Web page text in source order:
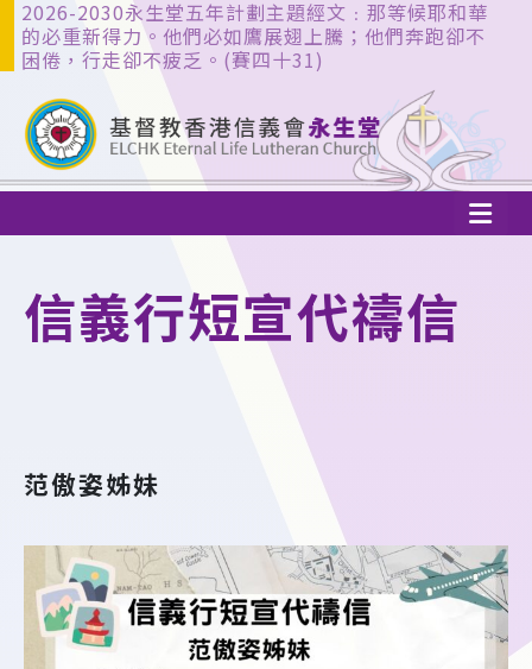
2026-2030永生堂五年計劃主題經文﹕那等候耶和華
的必重新得力。他們必如鷹展翅上騰；他們奔跑卻不
困倦，行走卻不疲乏。(賽四十31)
信義行短宣代禱信
范傲姿姊妹